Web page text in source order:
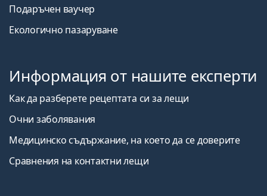
Подаръчен ваучер
Екологично пазаруване
Информация от нашите експерти
Как да разберете рецептата си за лещи
Очни заболявания
Медицинско съдържание, на което да се доверите
Сравнения на контактни лещи